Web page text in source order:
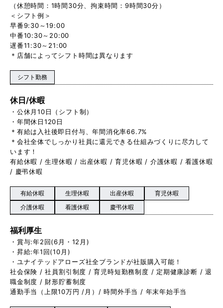
（休憩時間：1時間30分、拘束時間：9時間30分）
＜シフト例＞
早番9:30～19:00
中番10:30～20:00
遅番11:30～21:00
＊店舗によってシフト時間は異なります
シフト勤務
休日/休暇
・公休月10日（シフト制）
・年間休日120日
＊有給は入社後即日付与、年間消化率66.7%
＊会社全体でしっかり社員に還元できる仕組みづくりに尽力して
います！
有給休暇 / 生理休暇 / 出産休暇 / 育児休暇 / 介護休暇 / 看護休暇
/ 慶弔休暇
有給休暇 生理休暇 出産休暇
育児休暇
介護休暇
看護休暇 慶弔休暇
福利厚生
・賞与:年2回(6月・12月)
・昇給:年1回(10月)
・ユナイテッドアローズ社全ブランドが社販購入可能！
社会保険 / 社員割引制度 / 育児時短勤務制度 / 定期健康診断 / 退
職金制度 / 財形貯蓄制度
通勤手当（上限10万円 /月）/ 時間外手当 / 年末年始手当